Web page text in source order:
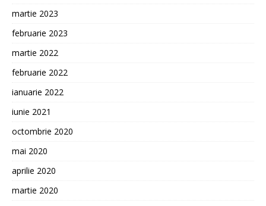
martie 2023
februarie 2023
martie 2022
februarie 2022
ianuarie 2022
iunie 2021
octombrie 2020
mai 2020
aprilie 2020
martie 2020